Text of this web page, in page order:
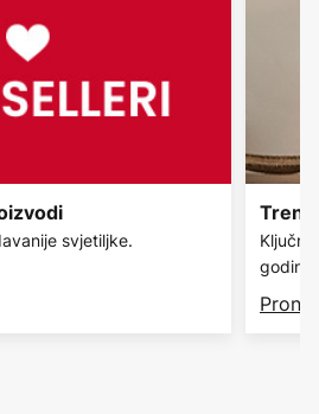
svjetiljke.
Ključni
godinu.